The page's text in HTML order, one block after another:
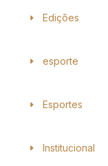
Edições
esporte
Esportes
Institucional